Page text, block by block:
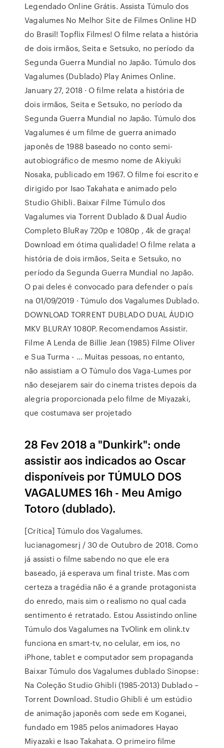
Legendado Online Grátis. Assista Túmulo dos
Vagalumes No Melhor Site de Filmes Online HD
do Brasil! Topflix Filmes! O filme relata a história
de dois irmãos, Seita e Setsuko, no período da
Segunda Guerra Mundial no Japão. Túmulo dos
Vagalumes (Dublado) Play Animes Online.
January 27, 2018 · O filme relata a história de
dois irmãos, Seita e Setsuko, no período da
Segunda Guerra Mundial no Japão. Túmulo dos
Vagalumes é um filme de guerra animado
japonês de 1988 baseado no conto semi-
autobiográfico de mesmo nome de Akiyuki
Nosaka, publicado em 1967. O filme foi escrito e
dirigido por Isao Takahata e animado pelo
Studio Ghibli. Baixar Filme Túmulo dos
Vagalumes via Torrent Dublado & Dual Áudio
Completo BluRay 720p e 1080p , 4k de graça!
Download em ótima qualidade! O filme relata a
história de dois irmãos, Seita e Setsuko, no
período da Segunda Guerra Mundial no Japão.
O pai deles é convocado para defender o país
na 01/09/2019 · Túmulo dos Vagalumes Dublado.
DOWNLOAD TORRENT DUBLADO DUAL ÁUDIO
MKV BLURAY 1080P. Recomendamos Assistir.
Filme A Lenda de Billie Jean (1985) Filme Oliver
e Sua Turma - … Muitas pessoas, no entanto,
não assistiam a O Túmulo dos Vaga-Lumes por
não desejarem sair do cinema tristes depois da
alegria proporcionada pelo filme de Miyazaki,
que costumava ser projetado
28 Fev 2018 a "Dunkirk": onde
assistir aos indicados ao Oscar
disponíveis por TÚMULO DOS
VAGALUMES 16h - Meu Amigo
Totoro (dublado).
[Crítica] Túmulo dos Vagalumes.
lucianagomesrj / 30 de Outubro de 2018. Como
já assisti o filme sabendo no que ele era
baseado, já esperava um final triste. Mas com
certeza a tragédia não é a grande protagonista
do enredo, mais sim o realismo no qual cada
sentimento é retratado. Estou Assistindo online
Túmulo dos Vagalumes na TvOlink em olink.tv
funciona en smart-tv, no celular, em ios, no
iPhone, tablet e computador sem propaganda
Baixar Túmulo dos Vagalumes dublado Sinopse:
Na Coleção Studio Ghibli (1985-2013) Dublado –
Torrent Download. Studio Ghibli é um estúdio
de animação japonês com sede em Koganei,
fundado em 1985 pelos animadores Hayao
Miyazaki e Isao Takahata. O primeiro filme